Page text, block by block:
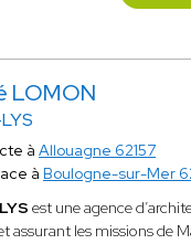
LOMON
àAllouagne 62157
à Boulogne-sur-Mer
est une agence
assurant les missions de